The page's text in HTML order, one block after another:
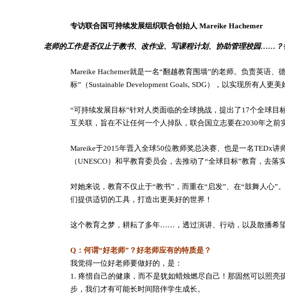
专访联合国可持续发展组织联合创始人 Mareike Hachemer
老师的工作是否仅止于教书、改作业、写课程计划、协助管理校园……？
Mareike Hachemer就是一名“翻越教育围墙”的老师。负责英语
标”（Sustainable Development Goals, SDG），以实现所有人更美
“可持续发展目标”针对人类面临的全球挑战，提出了17个全球
互关联，旨在不让任何一个人掉队，联合国立志要在2030年之前
Mareike于2015年晋入全球50位教师奖总决赛、也是一名TEDx
（UNESCO）和平教育委员会，去推动了“全球目标”教育，去
对她来说，教育不仅止于“教书”，而重在“启发”、在“鼓舞人
们提供适切的工具，打造出更美好的世界！
这个教育之梦，耕耘了多年……，透过演讲、行动，以及散播希
Q：何谓“好老师”？好老师应有的特质是？
我觉得一位好老师要做好的，是：
1. 疼惜自己的健康，而不是犹如蜡烛燃尽自己！那固然可以照
步，我们才有可能长时间陪伴学生成长。